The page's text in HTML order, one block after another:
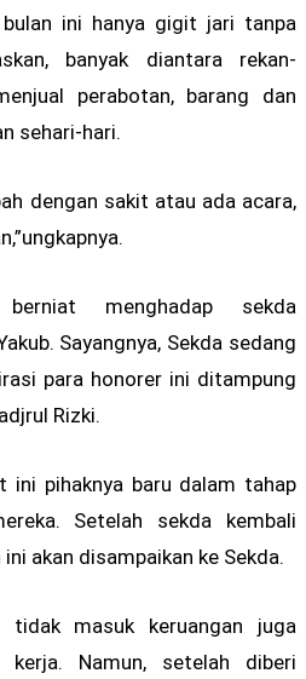
ini hanya gigit jari tanpa
banyak diantara rekan-
perabotan, barang dan
sehari-hari.
dengan sakit atau ada acara,
berniat menghadap sekda
Sayangnya, Sekda sedang
para honorer ini ditampung
Rizki.
ini pihaknya baru dalam tahap
Setelah sekda kembali
akan disampaikan ke Sekda.
tidak masuk keruangan juga
Namun, setelah diberi